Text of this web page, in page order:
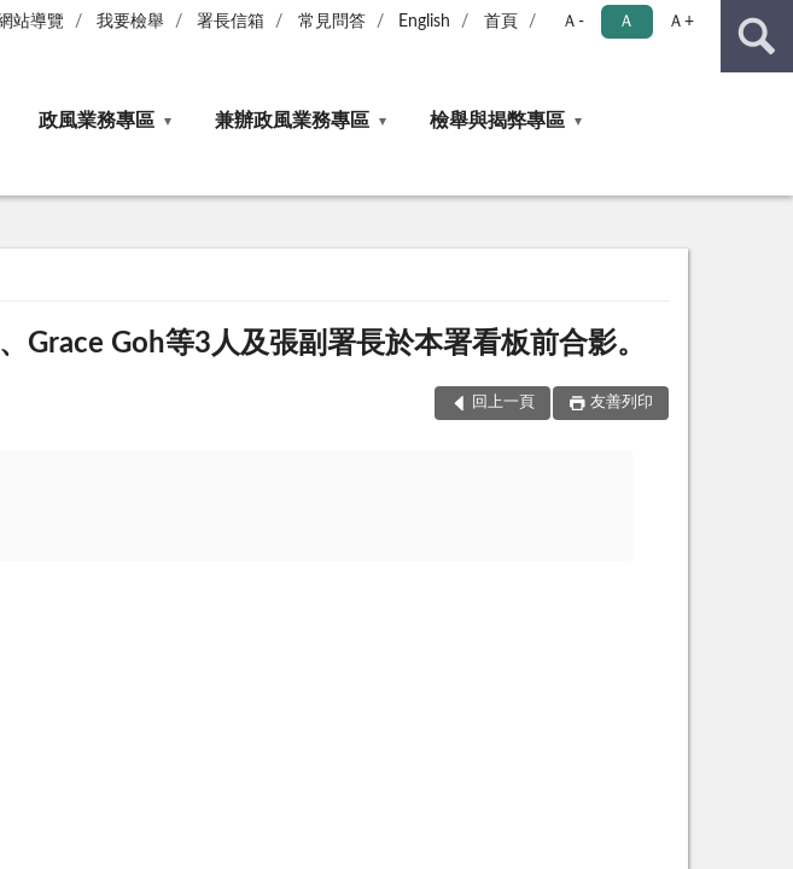
站導覽 我要檢舉 署長信箱 常見問答 English 首頁 Ａ- Ａ Ａ+
政風業務專區 兼辦政風業務專區 檢舉與揭弊專區
Grace Goh等3人及張副署長於本署看板前合影。
回上一頁 友善列印